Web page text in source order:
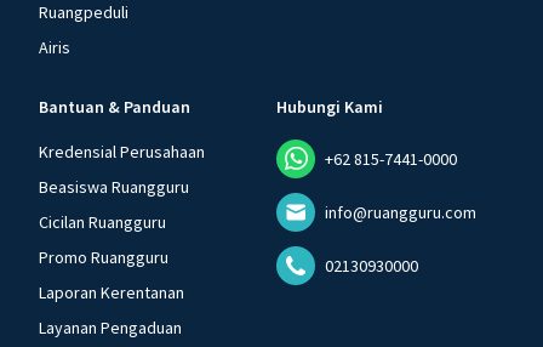
Ruangpeduli
Airis
Bantuan & Panduan
Kredensial Perusahaan
Beasiswa Ruangguru
Cicilan Ruangguru
Promo Ruangguru
Laporan Kerentanan
Layanan Pengaduan
Hubungi Kami
+62 815-7441-0000
info@ruangguru.com
02130930000